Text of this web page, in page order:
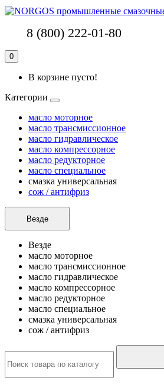
8 (800) 222-01-80
0
В корзине пусто!
Категории
масло моторное
масло трансмиссионное
масло гидравлическое
масло компрессорное
масло редукторное
масло специальное
смазка универсальная
сож / антифриз
Везде
Везде
масло моторное
масло трансмиссионное
масло гидравлическое
масло компрессорное
масло редукторное
масло специальное
смазка универсальная
сож / антифриз